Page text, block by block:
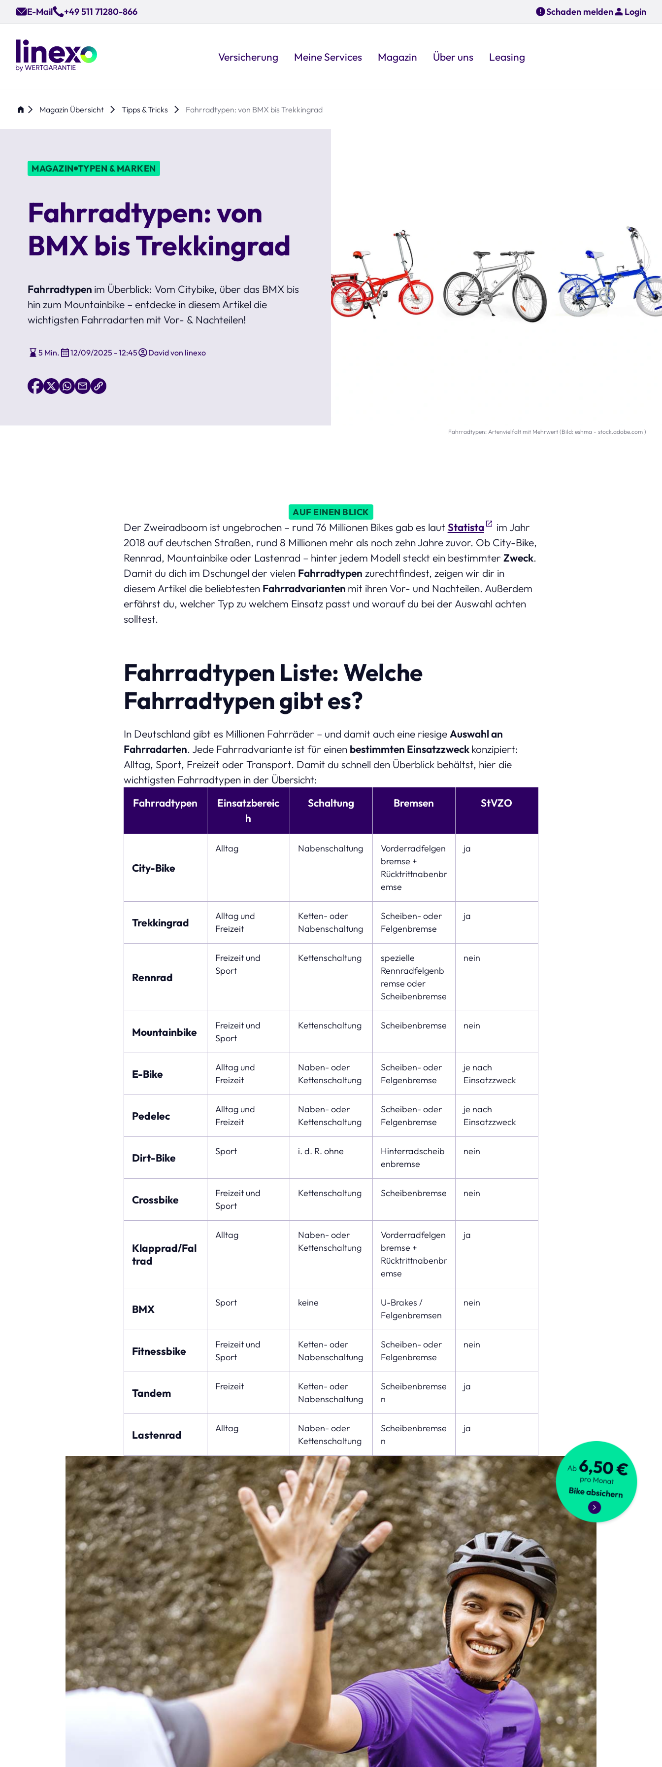
Skip
content
E-Mail +49 511 71280-866 Schaden melden Login
Versicherung Meine Services Magazin Über uns Leasing
Magazin Übersicht Tipps & Tricks Fahrradtypen: von BMX bis Trekkingrad
Fahrradtypen: Artenvielfalt mit Mehrwert (Bild: eshma - stock.adobe.com )
MAGAZIN TYPEN & MARKEN
Fahrradtypen: von
BMX bis Trekkingrad
Fahrradtypen im Überblick: Vom Citybike, über das BMX bis
hin zum Mountainbike – entdecke in diesem Artikel die
wichtigsten Fahrradarten mit Vor- & Nachteilen!
5 Min. 12/09/2025 - 12:45 David von linexo
AUF EINEN BLICK
Der Zweiradboom ist ungebrochen – rund 76 Millionen Bikes gab es laut Statista
im Jahr
2018 auf deutschen Straßen, rund 8 Millionen mehr als noch zehn Jahre zuvor. Ob City-Bike,
Rennrad, Mountainbike oder Lastenrad – hinter jedem Modell steckt ein bestimmter Zweck.
Damit du dich im Dschungel der vielen Fahrradtypen zurechtfindest, zeigen wir dir in
diesem Artikel die beliebtesten Fahrradvarianten mit ihren Vor- und Nachteilen. Außerdem
erfährst du, welcher Typ zu welchem Einsatz passt und worauf du bei der Auswahl achten
solltest.
Fahrradtypen Liste: Welche
Fahrradtypen gibt es?
In Deutschland gibt es Millionen Fahrräder – und damit auch eine riesige Auswahl an
Fahrradarten. Jede Fahrradvariante ist für einen bestimmten Einsatzzweckkonzipiert:
Alltag, Sport, Freizeit oder Transport. Damit du schnell den Überblick behältst, hier die
wichtigsten Fahrradtypen in der Übersicht:
Fahrradtypen
Einsatzbereic
h
Schaltung Bremsen StVZO
City-Bike
Alltag Nabenschaltung
Vorderradfelgen
bremse +
Rücktrittnabenbr
emse
ja
Trekkingrad
Alltag und
Freizeit
Ketten- oder
Nabenschaltung
Scheiben- oder
Felgenbremse
ja
Rennrad
Freizeit und
Sport
Kettenschaltung
spezielle
Rennradfelgenb
remse oder
Scheibenbremse
nein
Mountainbike
Freizeit und
Sport
Kettenschaltung Scheibenbremse nein
E-Bike
Alltag und
Freizeit
Naben- oder
Kettenschaltung
Scheiben- oder
Felgenbremse
je nach
Einsatzzweck
Pedelec
Alltag und
Freizeit
Naben- oder
Kettenschaltung
Scheiben- oder
Felgenbremse
je nach
Einsatzzweck
Dirt-Bike
Sport i. d. R. ohne
Hinterradscheib
enbremse
nein
Crossbike
Freizeit und
Sport
Kettenschaltung Scheibenbremse nein
Klapprad/Fal
trad
Alltag
Naben- oder
Kettenschaltung
Vorderradfelgen
bremse +
Rücktrittnabenbr
emse
ja
BMX
Sport keine
U-Brakes /
Felgenbremsen
nein
Fitnessbike
Freizeit und
Sport
Ketten- oder
Nabenschaltung
Scheiben- oder
Felgenbremse
nein
Tandem
Freizeit
Ketten- oder
Nabenschaltung
Scheibenbremse
n
ja
Lastenrad
Alltag
Naben- oder
Kettenschaltung
Scheibenbremse
n
ja